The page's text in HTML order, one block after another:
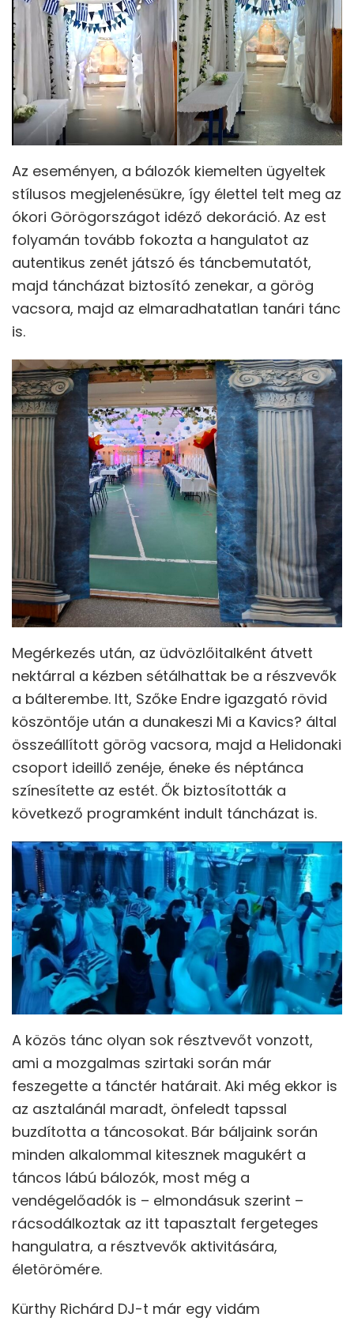
Az eseményen, a bálozók kiemelten ügyeltek
stílusos megjelenésükre, így élettel telt meg az
ókori Görögországot idéző dekoráció. Az est
folyamán tovább fokozta a hangulatot az
autentikus zenét játszó és táncbemutatót,
majd táncházat biztosító zenekar, a görög
vacsora, majd az elmaradhatatlan tanári tánc
is.
Megérkezés után, az üdvözlőitalként átvett
nektárral a kézben sétálhattak be a részvevők
a bálterembe. Itt, Szőke Endre igazgató rövid
köszöntője után a dunakeszi Mi a Kavics? által
összeállított görög vacsora, majd a Helidonaki
csoport ideillő zenéje, éneke és néptánca
színesítette az estét. Ők biztosították a
következő programként indult táncházat is.
A közös tánc olyan sok résztvevőt vonzott,
ami a mozgalmas szirtaki során már
feszegette a tánctér határait. Aki még ekkor is
az asztalánál maradt, önfeledt tapssal
buzdította a táncosokat. Bár báljaink során
minden alkalommal kitesznek magukért a
táncos lábú bálozók, most még a
vendégelőadók is – elmondásuk szerint –
rácsodálkoztak az itt tapasztalt fergeteges
hangulatra, a résztvevők aktivitására,
életörömére.
Kürthy Richárd DJ-t már egy vidám